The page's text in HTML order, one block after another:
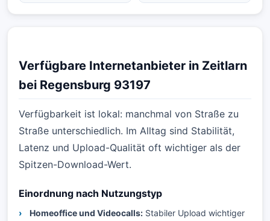
Verfügbare Internetanbieter in Zeitlarn
bei Regensburg 93197
Verfügbarkeit ist lokal: manchmal von Straße zu
Straße unterschiedlich. Im Alltag sind Stabilität,
Latenz und Upload-Qualität oft wichtiger als der
Spitzen-Download-Wert.
Einordnung nach Nutzungstyp
Homeoffice und Videocalls: Stabiler Upload wichtiger